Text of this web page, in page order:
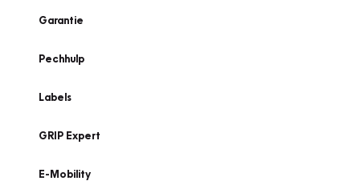
Garantie
Pechhulp
Labels
GRIP Expert
E-Mobility